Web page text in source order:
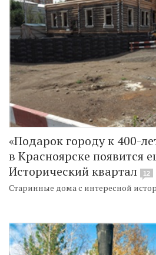
«Подарок городу к 400-
в Красноярске появится
Исторический квартал
12
Старинные дома с интересной